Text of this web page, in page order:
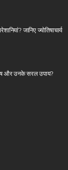
जानिए ज्योतिषाचार्य
और उनके सरल उपाय?